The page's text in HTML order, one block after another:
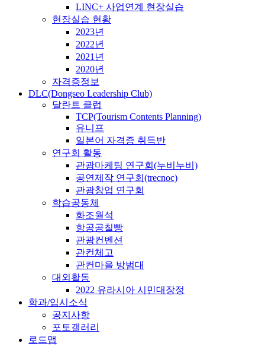
LINC+ 사업연계 현장실습
현장실습 현황
2023년
2022년
2021년
2020년
자격증정보
DLC(Dongseo Leadership Club)
달란트 클럽
TCP(Tourism Contents Planning)
유니프
일본어 자격증 취득반
연구회 활동
관광마케팅 연구회(누비누비)
공연제작 연구회(trecnoc)
관광창업 연구회
학습공동체
화조월석
항공공칠빵
관광컨벤션
관컨체고
관컨마을 방범대
대외활동
2022 유라시아 시민대장정
학과/입시소식
공지사항
포토갤러리
로드맵